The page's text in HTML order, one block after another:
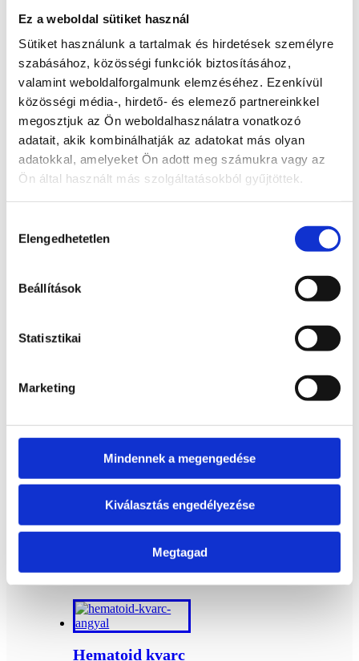
Ez a weboldal sütiket használ
Sütiket használunk a tartalmak és hirdetések személyre
szabásához, közösségi funkciók biztosításához,
valamint weboldalforgalmunk elemzéséhez. Ezenkívül
közösségi média-, hirdető- és elemező partnereinkkel
megosztjuk az Ön weboldalhasználatra vonatkozó
adatait, akik kombinálhatják az adatokat más olyan
adatokkal, amelyeket Ön adott meg számukra vagy az
Ön által használt más szolgáltatásokból gyűjtöttek.
kiválasztása
Elengedhetetlen
Beállítások
Statisztikai
Marketing
Mindennek a megengedése
Kiválasztás engedélyezése
Megtagad
Achát ásvány
koponya
21 900Ft
Bővebb
információ
teszem
ásvány
Kosárba
teszem
Érdekelhetnek még…
Kapcsolódó termékek
Hematoid kvarc